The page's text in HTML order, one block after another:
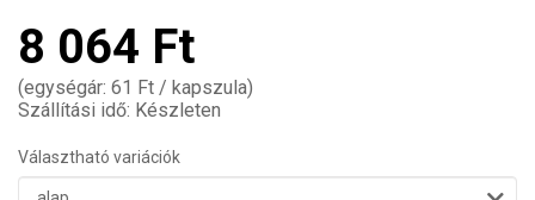
8 064 Ft
(egységár: 61 Ft / kapszula)
Szállítási idő: Készleten
Választható variációk